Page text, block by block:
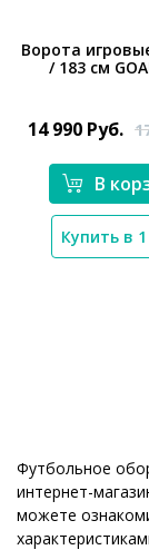
Ворота
/ 183 см
14 990 Руб.
В
Купить в
Футбольное
интернет-
можете